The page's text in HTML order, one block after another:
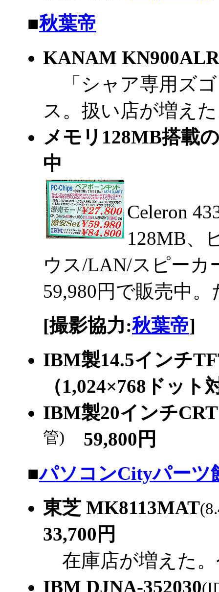
■秋葉帝
KANAM KN900ALR
「シャア専用ズ
ス。扱い店が増え
メモリ128MB搭載
中
Celeron
128MB、
ウス/LAN/スピーカ
59,980円で販売中
[撮影協力:秋葉帝]
IBM製14.5インチ
（1,024×768ドッ
IBM製20インチ
管) 59,800円
■パソコンCityパーツ
東芝 MK8113MAT
33,700円
在庫店が増えた。
IBM DJNA-352030